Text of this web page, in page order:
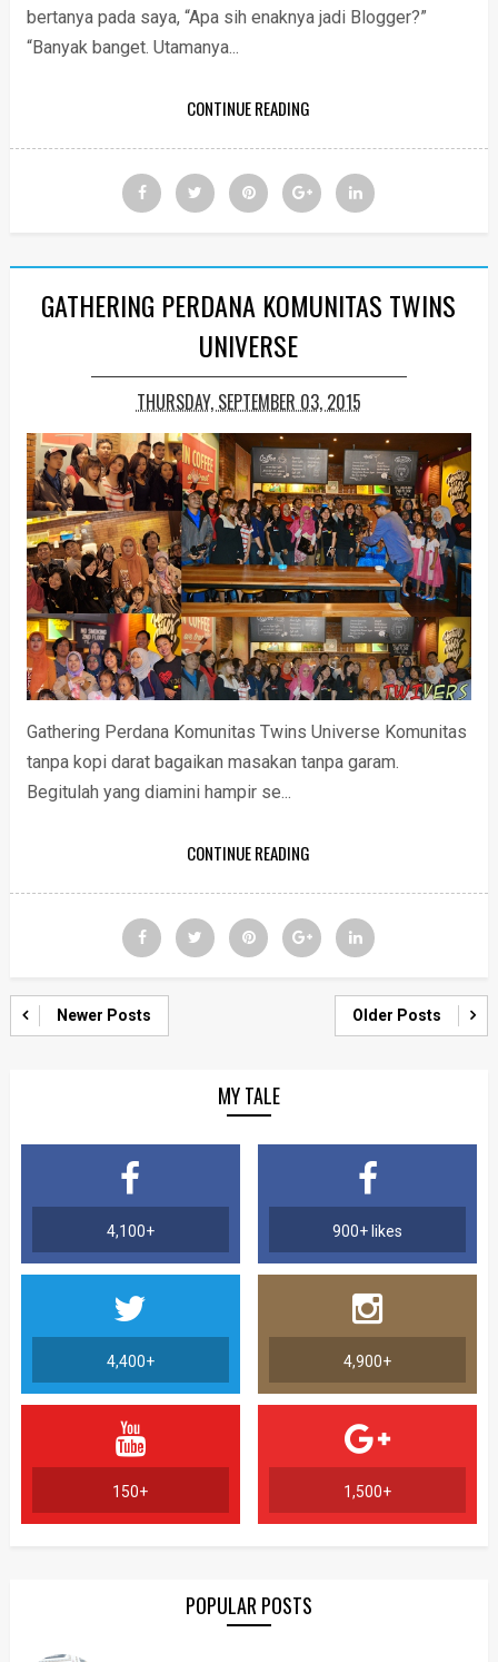
bertanya pada saya, “Apa sih enaknya jadi Blogger?”
“Banyak banget. Utamanya...
CONTINUE READING
GATHERING PERDANA KOMUNITAS TWINS
UNIVERSE
THURSDAY, SEPTEMBER 03, 2015
Gathering Perdana Komunitas Twins Universe Komunitas
tanpa kopi darat bagaikan masakan tanpa garam.
Begitulah yang diamini hampir se...
CONTINUE READING
Newer Posts Older Posts
MY TALE
4,100+ 900+ likes
4,400+ 4,900+
150+ 1,500+
POPULAR POSTS